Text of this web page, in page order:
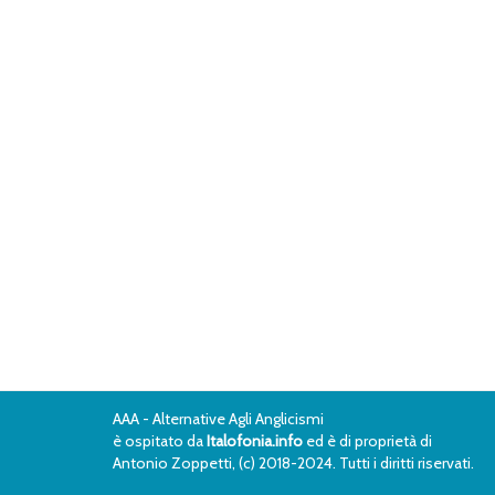
AAA - Alternative Agli Anglicismi
è ospitato daItalofonia.info ed è di proprietà di
Antonio Zoppetti, (c) 2018-2024. Tutti i diritti riservati.